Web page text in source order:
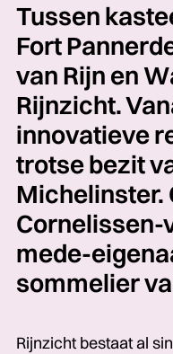
Tussen
Fort
van Rijn en
Rijnzicht.
innovatieve
trotse bezit
Michelinster.
Cornelissen-
mede-
sommelier
Rijnzicht bestaat al